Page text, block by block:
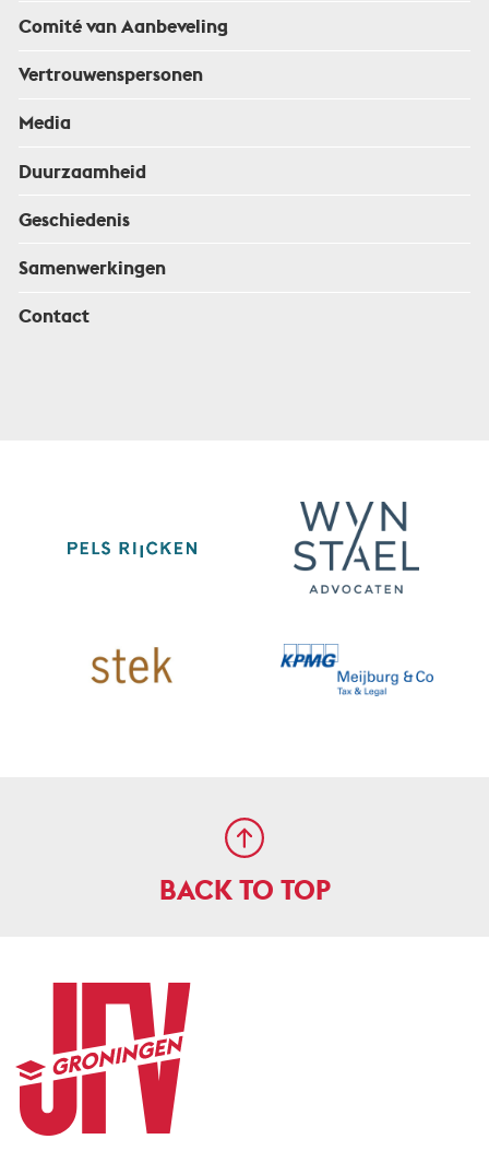
Comité van Aanbeveling
Vertrouwenspersonen
Media
Duurzaamheid
Geschiedenis
Samenwerkingen
Contact
BACK TO TOP